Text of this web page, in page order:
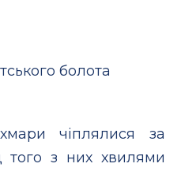
болота
чіплялися за
того з них хвилями